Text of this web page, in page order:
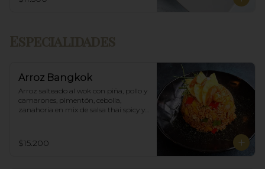
Arroz Bangkok
Arroz salteado al wok con piña, pollo y
camarones, pimentón, cebolla,
zanahoria en mix de salsa thai spicy y
$15.200